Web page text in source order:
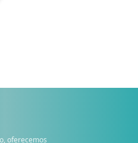
oferecemos